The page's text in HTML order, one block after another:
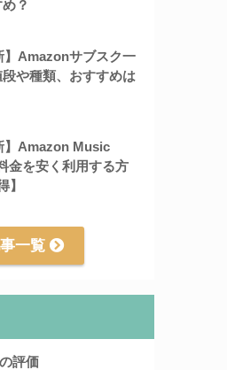
？
】Amazonサブスク一
や種類、おすすめは
】Amazon Music
金を安く利用する方
】
一覧
評価